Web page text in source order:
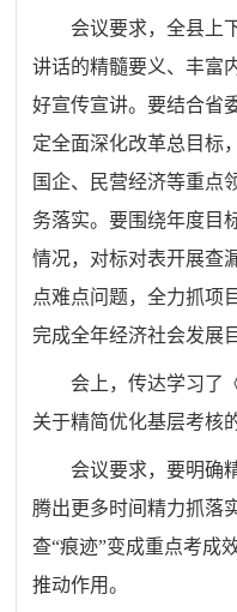
会议要求，全县上
讲话的精髓要义、丰富
好宣传宣讲。要结合省
定全面深化改革总目标
国企、民营经济等重点
务落实。要围绕年度目
情况，对标对表开展查
点难点问题，全力抓项
完成全年经济社会发展
会上，传达学习了
关于精简优化基层考核
会议要求，要明确
腾出更多时间精力抓落
查“痕迹”变成重点考成
推动作用。